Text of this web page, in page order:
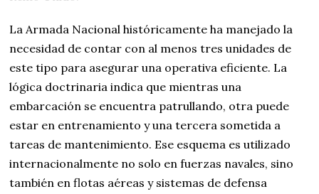
La Armada Nacional históricamente ha manejado la
necesidad de contar con al menos tres unidades de
este tipo para asegurar una operativa eficiente. La
lógica doctrinaria indica que mientras una
embarcación se encuentra patrullando, otra puede
estar en entrenamiento y una tercera sometida a
tareas de mantenimiento. Ese esquema es utilizado
internacionalmente no solo en fuerzas navales, sino
también en flotas aéreas y sistemas de defensa